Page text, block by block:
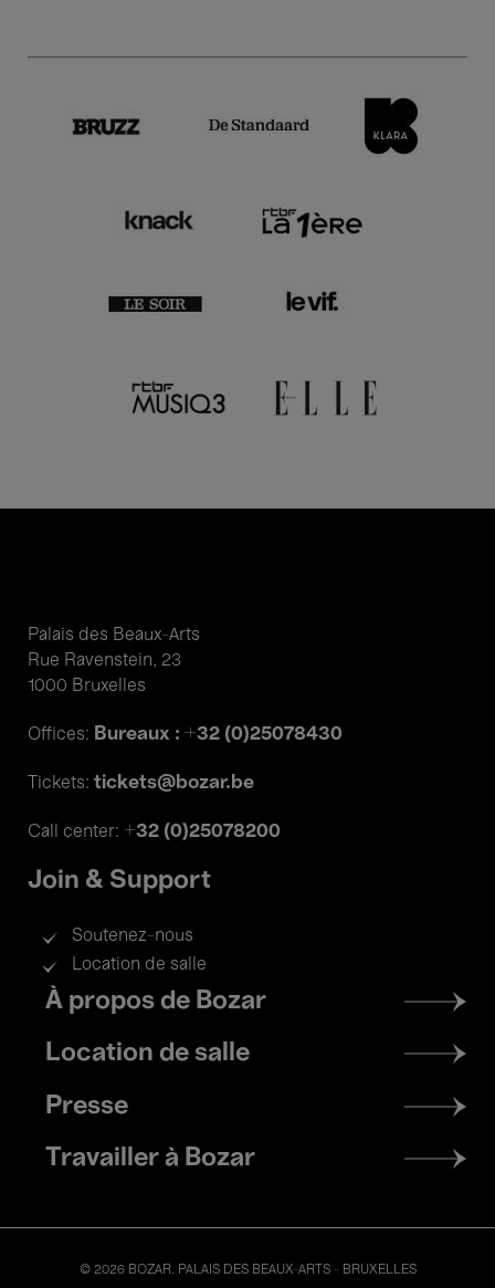
Palais des Beaux-Arts
Rue Ravenstein, 23
1000 Bruxelles
Offices: Bureaux : +32 (0)25078430
Tickets: tickets@bozar.be
Call center: +32 (0)25078200
Join & Support
Soutenez-nous
Location de salle
Footer
menu
À propos de Bozar
Location de salle
Presse
Travailler à Bozar
© 2026 BOZAR. PALAIS DES BEAUX-ARTS - BRUXELLES